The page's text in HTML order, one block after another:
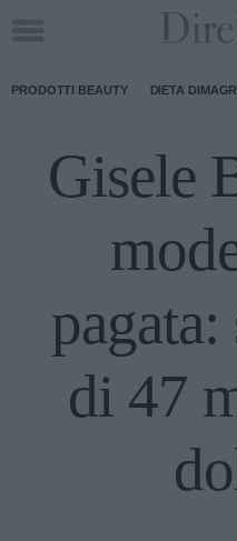
PRODOTTI BEAUTY DIETA
Gisele
di 47